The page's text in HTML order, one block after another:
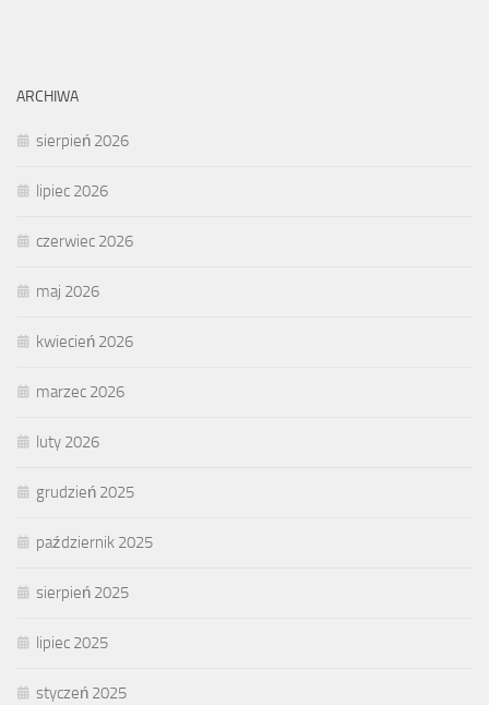
ARCHIWA
sierpień 2026
lipiec 2026
czerwiec 2026
maj 2026
kwiecień 2026
marzec 2026
luty 2026
grudzień 2025
październik 2025
sierpień 2025
lipiec 2025
styczeń 2025